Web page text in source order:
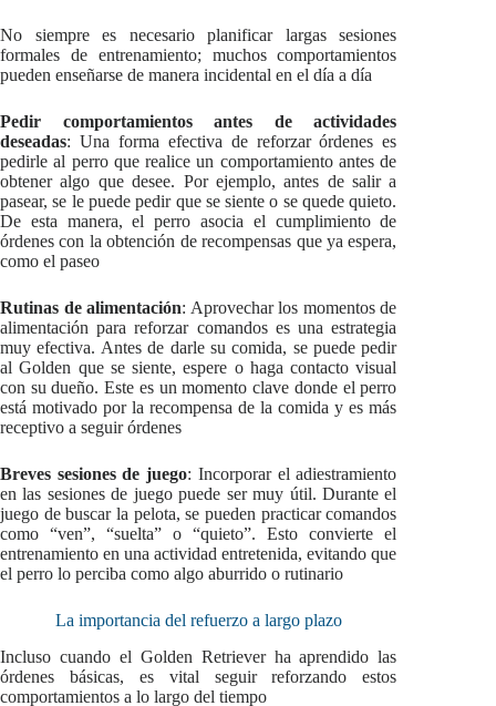
No siempre es necesario planificar largas sesiones
formales de entrenamiento; muchos comportamientos
pueden enseñarse de manera incidental en el día a día
Pedir comportamientos antes de actividades
deseadas: Una forma efectiva de reforzar órdenes es
pedirle al perro que realice un comportamiento antes de
obtener algo que desee. Por ejemplo, antes de salir a
pasear, se le puede pedir que se siente o se quede quieto.
De esta manera, el perro asocia el cumplimiento de
órdenes con la obtención de recompensas que ya espera,
como el paseo
Rutinas de alimentación: Aprovechar los momentos de
alimentación para reforzar comandos es una estrategia
muy efectiva. Antes de darle su comida, se puede pedir
al Golden que se siente, espere o haga contacto visual
con su dueño. Este es un momento clave donde el perro
está motivado por la recompensa de la comida y es más
receptivo a seguir órdenes
Breves sesiones de juego: Incorporar el adiestramiento
en las sesiones de juego puede ser muy útil. Durante el
juego de buscar la pelota, se pueden practicar comandos
como “ven”, “suelta” o “quieto”. Esto convierte el
entrenamiento en una actividad entretenida, evitando que
el perro lo perciba como algo aburrido o rutinario
La importancia del refuerzo a largo plazo
Incluso cuando el Golden Retriever ha aprendido las
órdenes básicas, es vital seguir reforzando estos
comportamientos a lo largo del tiempo